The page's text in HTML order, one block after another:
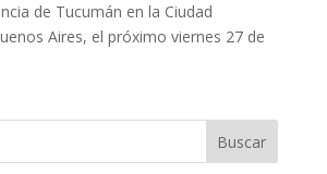
de Tucumán en la Ciudad
Aires, el próximo viernes 27 de
Buscar